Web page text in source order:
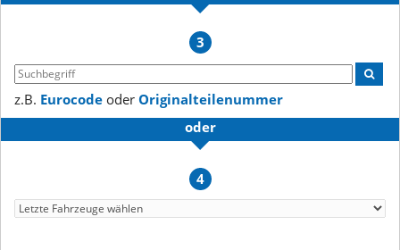
3
z.B. Eurocode oder Originalteilenummer
oder
4